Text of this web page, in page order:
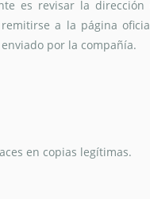
es revisar la
a la página
por la compañía.
en copias legítimas.